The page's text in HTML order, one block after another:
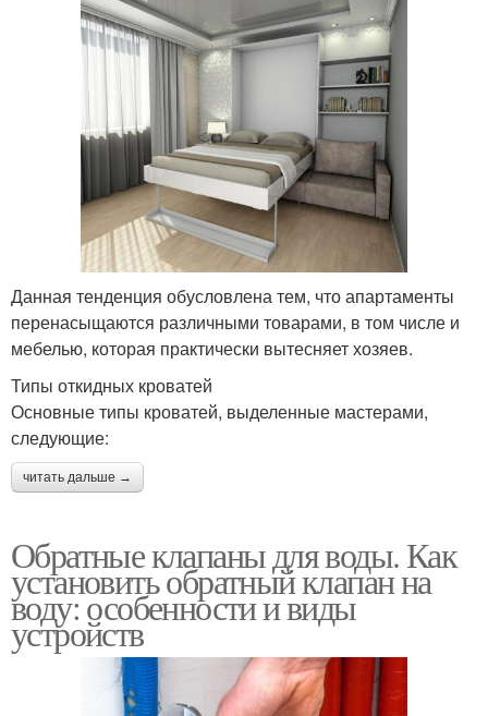
Данная тенденция обусловлена тем, что апартаменты
перенасыщаются различными товарами, в том числе и
мебелью, которая практически вытесняет хозяев.
Типы откидных кроватей
Основные типы кроватей, выделенные мастерами,
следующие:
читать дальше →
Обратные клапаны для воды. Как
установить обратный клапан на
воду: особенности и виды
устройств